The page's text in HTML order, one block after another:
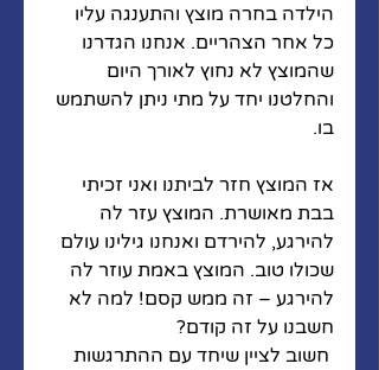
הילדה בחרה מוצץ והתענגה עליו
כל אחר הצהריים. אנחנו הגדרנו
שהמוצץ לא נחוץ לאורך היום
והחלטנו יחד על מתי ניתן להשתמש
בו.
אז המוצץ חזר לביתנו ואני זכיתי
בבת מאושרת. המוצץ עזר לה
להירגע, להירדם ואנחנו גילינו עולם
שכולו טוב. המוצץ באמת עוזר לה
להירגע – זה ממש קסם! למה לא
חשבנו על זה קודם?
חשוב לציין שיחד עם ההתרגשות